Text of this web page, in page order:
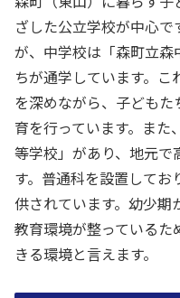
ざした公立学校が中心で
が、中学校は「森町立
ちが通学しています。
を深めながら、子ども
育を行っています。ま
等学校」があり、地元
す。普通科を設置して
供されています。幼少期
教育環境が整っているた
きる環境と言えます。